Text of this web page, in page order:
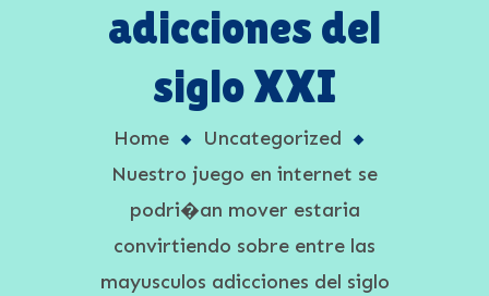
adicciones del
siglo XXI
Home
Uncategorized
Nuestro juego en internet se
podri�an mover estaria
convirtiendo sobre entre las
mayusculos adicciones del siglo